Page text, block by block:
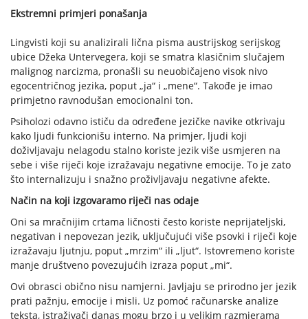
Ekstremni primjeri ponašanja
Lingvisti koji su analizirali lična pisma austrijskog serijskog
ubice Džeka Untervegera, koji se smatra klasičnim slučajem
malignog narcizma, pronašli su neuobičajeno visok nivo
egocentričnog jezika, poput „ja“ i „mene“. Takođe je imao
primjetno ravnodušan emocionalni ton.
Psiholozi odavno ističu da određene jezičke navike otkrivaju
kako ljudi funkcionišu interno. Na primjer, ljudi koji
doživljavaju nelagodu stalno koriste jezik više usmjeren na
sebe i više riječi koje izražavaju negativne emocije. To je zato
što internalizuju i snažno proživljavaju negativne afekte.
Način na koji izgovaramo riječi nas odaje
Oni sa mračnijim crtama ličnosti često koriste neprijateljski,
negativan i nepovezan jezik, uključujući više psovki i riječi koje
izražavaju ljutnju, poput „mrzim“ ili „ljut“. Istovremeno koriste
manje društveno povezujućih izraza poput „mi“.
Ovi obrasci obično nisu namjerni. Javljaju se prirodno jer jezik
prati pažnju, emocije i misli. Uz pomoć računarske analize
teksta, istraživači danas mogu brzo i u velikim razmjerama